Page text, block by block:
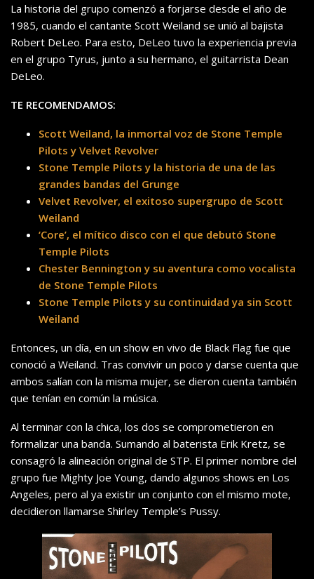
La historia del grupo comenzó a forjarse desde el año de
1985, cuando el cantante Scott Weiland se unió al bajista
Robert DeLeo. Para esto, DeLeo tuvo la experiencia previa
en el grupo Tyrus, junto a su hermano, el guitarrista Dean
DeLeo.
TE RECOMENDAMOS:
Scott Weiland, la inmortal voz de Stone Temple
Pilots y Velvet Revolver
Stone Temple Pilots y la historia de una de las
grandes bandas del Grunge
Velvet Revolver, el exitoso supergrupo de Scott
Weiland
‘Core’, el mítico disco con el que debutó Stone
Temple Pilots
Chester Bennington y su aventura como vocalista
de Stone Temple Pilots
Stone Temple Pilots y su continuidad ya sin Scott
Weiland
Entonces, un día, en un show en vivo de Black Flag fue que
conoció a Weiland. Tras convivir un poco y darse cuenta que
ambos salían con la misma mujer, se dieron cuenta también
que tenían en común la música.
Al terminar con la chica, los dos se comprometieron en
formalizar una banda. Sumando al baterista Erik Kretz, se
consagró la alineación original de STP. El primer nombre del
grupo fue Mighty Joe Young, dando algunos shows en Los
Angeles, pero al ya existir un conjunto con el mismo mote,
decidieron llamarse Shirley Temple’s Pussy.